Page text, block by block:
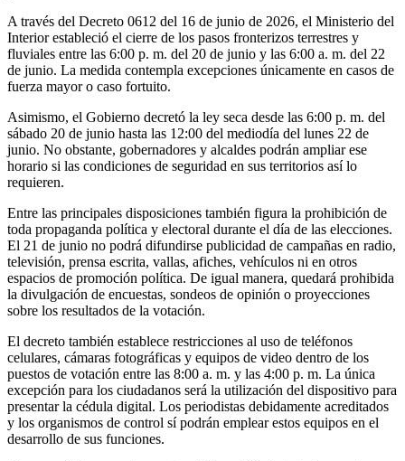
A través del Decreto 0612 del 16 de junio de 2026, el Ministerio del
Interior estableció el cierre de los pasos fronterizos terrestres y
fluviales entre las 6:00 p. m. del 20 de junio y las 6:00 a. m. del 22
de junio. La medida contempla excepciones únicamente en casos de
fuerza mayor o caso fortuito.
Asimismo, el Gobierno decretó la ley seca desde las 6:00 p. m. del
sábado 20 de junio hasta las 12:00 del mediodía del lunes 22 de
junio. No obstante, gobernadores y alcaldes podrán ampliar ese
horario si las condiciones de seguridad en sus territorios así lo
requieren.
Entre las principales disposiciones también figura la prohibición de
toda propaganda política y electoral durante el día de las elecciones.
El 21 de junio no podrá difundirse publicidad de campañas en radio,
televisión, prensa escrita, vallas, afiches, vehículos ni en otros
espacios de promoción política. De igual manera, quedará prohibida
la divulgación de encuestas, sondeos de opinión o proyecciones
sobre los resultados de la votación.
El decreto también establece restricciones al uso de teléfonos
celulares, cámaras fotográficas y equipos de video dentro de los
puestos de votación entre las 8:00 a. m. y las 4:00 p. m. La única
excepción para los ciudadanos será la utilización del dispositivo para
presentar la cédula digital. Los periodistas debidamente acreditados
y los organismos de control sí podrán emplear estos equipos en el
desarrollo de sus funciones.